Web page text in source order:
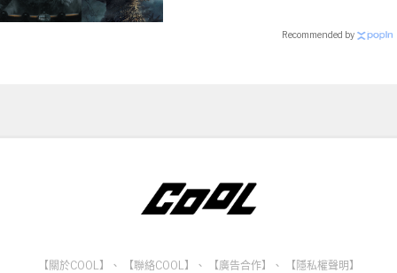
Recommended by
【關於COOL】 、 【聯絡COOL】 、 【廣告合作】 、 【隱私權聲明】